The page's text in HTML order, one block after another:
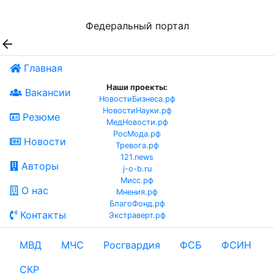
Федеральный портал

Главная
Вакансии
Резюме
Новости
Авторы
О нас
Контакты
Наши проекты:
НовостиБизнеса.рф
НовостиНауки.рф
МедНовости.рф
РосМода.рф
Тревога.рф
121.news
j-o-b.ru
Мисс.рф
Мнения.рф
БлагоФонд.рф
Экстраверт.рф
МВД МЧС Росгвардия ФСБ
ФСИН
СКР